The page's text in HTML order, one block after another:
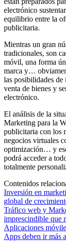
electrónico
equilibrio entre la
publicitaria.
Mientras un gran
tradicionales, son
móvil, una forma
marca y…
las posibilidades de
venta de bienes y
electrónico.
El análisis de la
Marketing para la
publicitaria con los
negocios virtuales
optimización… y
podrá acceder a
totalmente
Contenidos
Inversión en
global de
Tráfico web y
imprescindible que
Aplicaciones
Apps deben ir más